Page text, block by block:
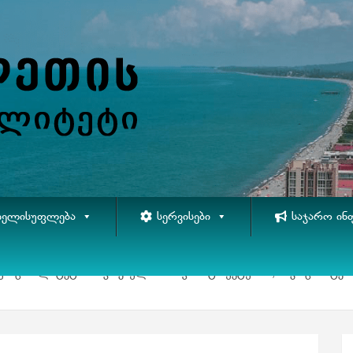
ᲡᲔᲠᲕᲘᲡᲔᲑᲘ ᲡᲐᲯᲐᲠᲝ
საკრებულოს ინფრასტრუქტურის, სივრცით-